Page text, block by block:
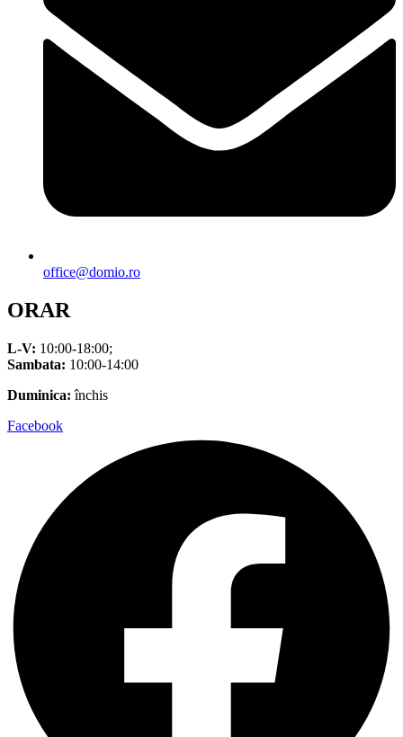
office@domio.ro
ORAR
L-V: 10:00-18:00;
Sambata: 10:00-14:00
Duminica: închis
Facebook